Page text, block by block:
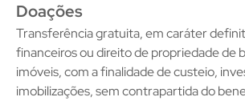
Doações
Transferência gratuita, em caráter
financeiros ou direito de propriedade de
imóveis, com a finalidade de custeio,
imobilizações, sem contrapartida do